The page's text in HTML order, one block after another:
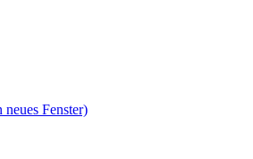
Fenster)